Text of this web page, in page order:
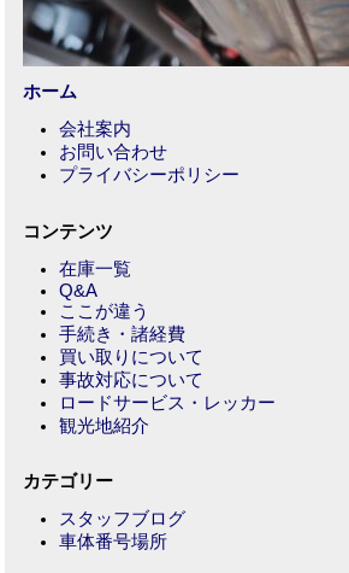
ホーム
会社案内
お問い合わせ
プライバシーポリシー
コンテンツ
在庫一覧
Q&A
ここが違う
手続き・諸経費
買い取りについて
事故対応について
ロードサービス・レッカー
観光地紹介
カテゴリー
スタッフブログ
車体番号場所